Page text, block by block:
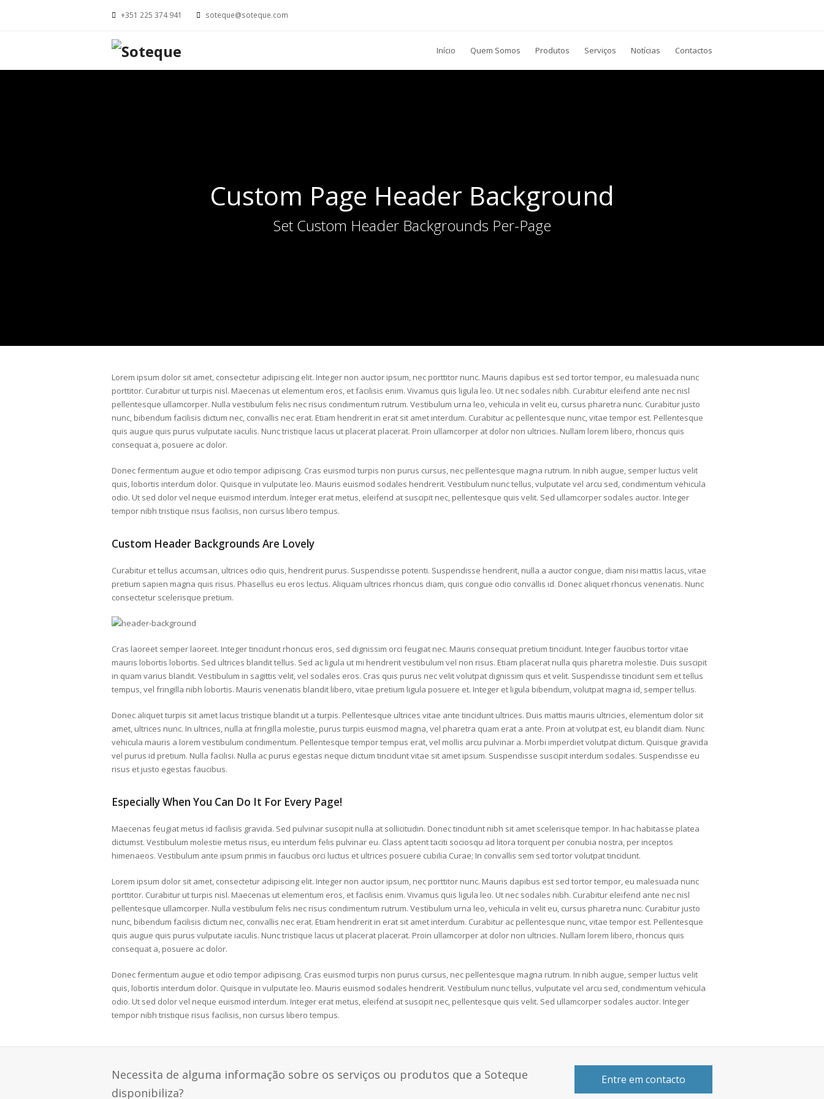
+351 225 374 941 soteque@soteque.com
Início Quem Somos Produtos Serviços Notícias Contactos
Custom Page Header Background
Set Custom Header Backgrounds Per-Page
Lorem ipsum dolor sit amet, consectetur adipiscing elit. Integer non auctor ipsum, nec porttitor nunc. Mauris dapibus est sed tortor tempor, eu malesuada nunc
porttitor. Curabitur ut turpis nisl. Maecenas ut elementum eros, et facilisis enim. Vivamus quis ligula leo. Ut nec sodales nibh. Curabitur eleifend ante nec nisl
pellentesque ullamcorper. Nulla vestibulum felis nec risus condimentum rutrum. Vestibulum urna leo, vehicula in velit eu, cursus pharetra nunc. Curabitur justo
nunc, bibendum facilisis dictum nec, convallis nec erat. Etiam hendrerit in erat sit amet interdum. Curabitur ac pellentesque nunc, vitae tempor est. Pellentesque
quis augue quis purus vulputate iaculis. Nunc tristique lacus ut placerat placerat. Proin ullamcorper at dolor non ultricies. Nullam lorem libero, rhoncus quis
consequat a, posuere ac dolor.
Donec fermentum augue et odio tempor adipiscing. Cras euismod turpis non purus cursus, nec pellentesque magna rutrum. In nibh augue, semper luctus velit
quis, lobortis interdum dolor. Quisque in vulputate leo. Mauris euismod sodales hendrerit. Vestibulum nunc tellus, vulputate vel arcu sed, condimentum vehicula
odio. Ut sed dolor vel neque euismod interdum. Integer erat metus, eleifend at suscipit nec, pellentesque quis velit. Sed ullamcorper sodales auctor. Integer
tempor nibh tristique risus facilisis, non cursus libero tempus.
Custom Header Backgrounds Are Lovely
Curabitur et tellus accumsan, ultrices odio quis, hendrerit purus. Suspendisse potenti. Suspendisse hendrerit, nulla a auctor congue, diam nisi mattis lacus, vitae
pretium sapien magna quis risus. Phasellus eu eros lectus. Aliquam ultrices rhoncus diam, quis congue odio convallis id. Donec aliquet rhoncus venenatis. Nunc
consectetur scelerisque pretium.
Cras laoreet semper laoreet. Integer tincidunt rhoncus eros, sed dignissim orci feugiat nec. Mauris consequat pretium tincidunt. Integer faucibus tortor vitae
mauris lobortis lobortis. Sed ultrices blandit tellus. Sed ac ligula ut mi hendrerit vestibulum vel non risus. Etiam placerat nulla quis pharetra molestie. Duis suscipit
in quam varius blandit. Vestibulum in sagittis velit, vel sodales eros. Cras quis purus nec velit volutpat dignissim quis et velit. Suspendisse tincidunt sem et tellus
tempus, vel fringilla nibh lobortis. Mauris venenatis blandit libero, vitae pretium ligula posuere et. Integer et ligula bibendum, volutpat magna id, semper tellus.
Donec aliquet turpis sit amet lacus tristique blandit ut a turpis. Pellentesque ultrices vitae ante tincidunt ultrices. Duis mattis mauris ultricies, elementum dolor sit
amet, ultrices nunc. In ultrices, nulla at fringilla molestie, purus turpis euismod magna, vel pharetra quam erat a ante. Proin at volutpat est, eu blandit diam. Nunc
vehicula mauris a lorem vestibulum condimentum. Pellentesque tempor tempus erat, vel mollis arcu pulvinar a. Morbi imperdiet volutpat dictum. Quisque gravida
vel purus id pretium. Nulla facilisi. Nulla ac purus egestas neque dictum tincidunt vitae sit amet ipsum. Suspendisse suscipit interdum sodales. Suspendisse eu
risus et justo egestas faucibus.
Especially When You Can Do It For Every Page!
Maecenas feugiat metus id facilisis gravida. Sed pulvinar suscipit nulla at sollicitudin. Donec tincidunt nibh sit amet scelerisque tempor. In hac habitasse platea
dictumst. Vestibulum molestie metus risus, eu interdum felis pulvinar eu. Class aptent taciti sociosqu ad litora torquent per conubia nostra, per inceptos
himenaeos. Vestibulum ante ipsum primis in faucibus orci luctus et ultrices posuere cubilia Curae; In convallis sem sed tortor volutpat tincidunt.
Lorem ipsum dolor sit amet, consectetur adipiscing elit. Integer non auctor ipsum, nec porttitor nunc. Mauris dapibus est sed tortor tempor, eu malesuada nunc
porttitor. Curabitur ut turpis nisl. Maecenas ut elementum eros, et facilisis enim. Vivamus quis ligula leo. Ut nec sodales nibh. Curabitur eleifend ante nec nisl
pellentesque ullamcorper. Nulla vestibulum felis nec risus condimentum rutrum. Vestibulum urna leo, vehicula in velit eu, cursus pharetra nunc. Curabitur justo
nunc, bibendum facilisis dictum nec, convallis nec erat. Etiam hendrerit in erat sit amet interdum. Curabitur ac pellentesque nunc, vitae tempor est. Pellentesque
quis augue quis purus vulputate iaculis. Nunc tristique lacus ut placerat placerat. Proin ullamcorper at dolor non ultricies. Nullam lorem libero, rhoncus quis
consequat a, posuere ac dolor.
Donec fermentum augue et odio tempor adipiscing. Cras euismod turpis non purus cursus, nec pellentesque magna rutrum. In nibh augue, semper luctus velit
quis, lobortis interdum dolor. Quisque in vulputate leo. Mauris euismod sodales hendrerit. Vestibulum nunc tellus, vulputate vel arcu sed, condimentum vehicula
odio. Ut sed dolor vel neque euismod interdum. Integer erat metus, eleifend at suscipit nec, pellentesque quis velit. Sed ullamcorper sodales auctor. Integer
tempor nibh tristique risus facilisis, non cursus libero tempus.
Necessita de alguma informação sobre os serviços ou produtos que a Soteque
disponibiliza?
Entre em contacto